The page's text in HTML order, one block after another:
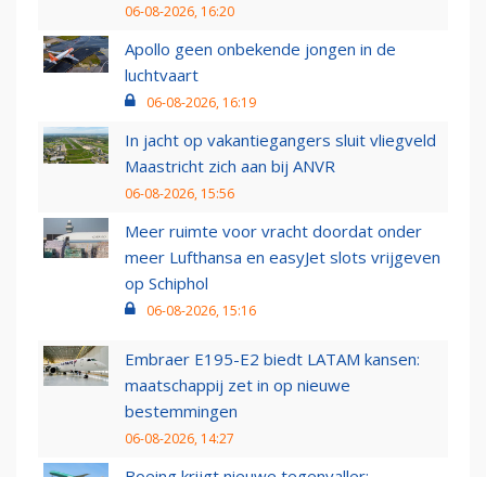
06-08-2026, 16:20
Apollo geen onbekende jongen in de
luchtvaart
06-08-2026, 16:19
In jacht op vakantiegangers sluit vliegveld
Maastricht zich aan bij ANVR
06-08-2026, 15:56
Meer ruimte voor vracht doordat onder
meer Lufthansa en easyJet slots vrijgeven
op Schiphol
06-08-2026, 15:16
Embraer E195-E2 biedt LATAM kansen:
maatschappij zet in op nieuwe
bestemmingen
06-08-2026, 14:27